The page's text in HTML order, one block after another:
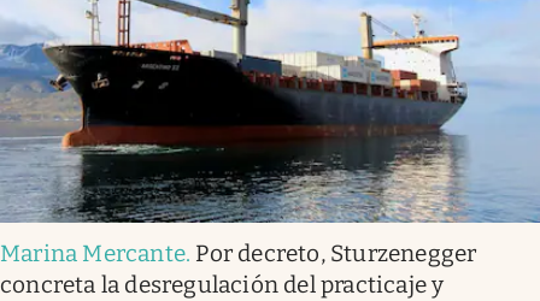
Marina Mercante. Por decreto, Sturzenegger
concreta la desregulación del practicaje y